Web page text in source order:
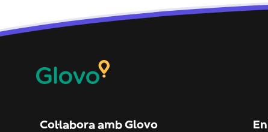
Col·labora amb Glovo